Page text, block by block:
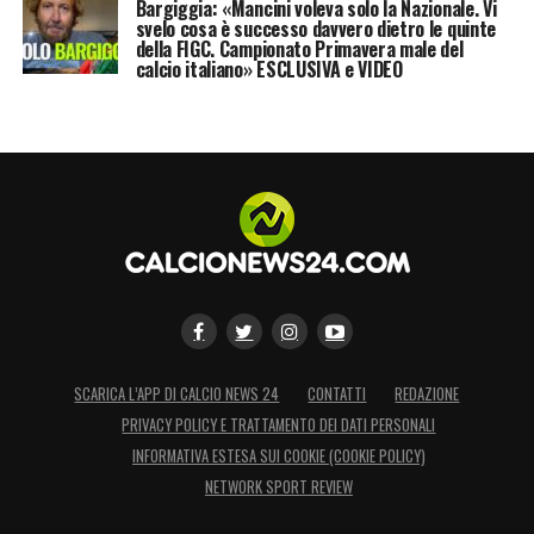
anche nello staff tecnico, poi ci sarebbe
troppo lavoro da fare. Noi speriamo
vendere soltanto due o tre elementi»
Bargiggia: «Mancini voleva solo la Nazionale. Vi
svelo cosa è successo davvero dietro le quinte
della FIGC. Campionato Primavera male del
calcio italiano» ESCLUSIVA e VIDEO
SCARICA L’APP DI CALCIO NEWS 24 CONTATTI
REDAZIONE
PRIVACY POLICY E TRATTAMENTO DEI DATI PERSONALI
INFORMATIVA ESTESA SUI COOKIE (COOKIE POLICY)
NETWORK SPORT REVIEW